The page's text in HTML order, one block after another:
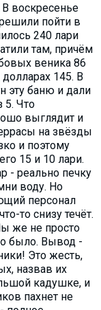
воскресенье
пойти в
240 лари
там, причём
веника 86
долларах 145. В
эту баню и дали
5. Что
выглядит и
на звёзды
и поэтому
15 и 10 лари.
- реально печку
воду. Но
персонал
то снизу течёт.
же не просто
было. Вывод -
Это жесть,
назвав их
кадушке, и
пахнет не